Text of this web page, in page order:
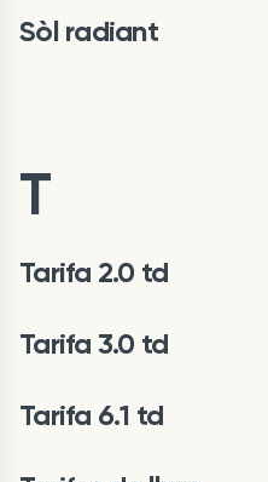
Sòl radiant
T
Tarifa 2.0 td
Tarifa 3.0 td
Tarifa 6.1 td